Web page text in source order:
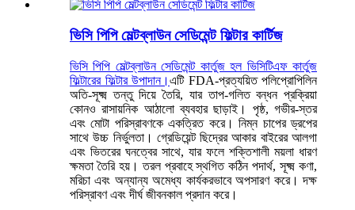
ভিসি পিপি মেল্টব্লাউন সেডিমেন্ট ফিল্টার কার্টিজ
ভিসি পিপি মেল্টব্লাউন সেডিমেন্ট কার্তুজ হল ভিসিটিএফ কার্তুজ
ফিল্টারের ফিল্টার উপাদান। এটি FDA-প্রত্যয়িত পলিপ্রোপিলিন
অতি-সূক্ষ্ম তন্তু দিয়ে তৈরি, যার তাপ-গলিত বন্ধন প্রক্রিয়া
কোনও রাসায়নিক আঠালো ব্যবহার ছাড়াই। পৃষ্ঠ, গভীর-স্তর
এবং মোটা পরিস্রাবণকে একত্রিত করে। নিম্ন চাপের ড্রপের
সাথে উচ্চ নির্ভুলতা। গ্রেডিয়েন্ট ছিদ্রের আকার বাইরের আলগা
এবং ভিতরের ঘনত্বের সাথে, যার ফলে শক্তিশালী ময়লা ধারণ
ক্ষমতা তৈরি হয়। তরল প্রবাহে স্থগিত কঠিন পদার্থ, সূক্ষ্ম কণা,
মরিচা এবং অন্যান্য অমেধ্য কার্যকরভাবে অপসারণ করে। দক্ষ
পরিস্রাবণ এবং দীর্ঘ জীবনকাল প্রদান করে।